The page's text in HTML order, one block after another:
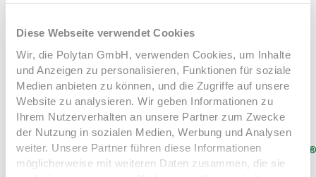
Diese Webseite verwendet Cookies
Wir, die Polytan GmbH, verwenden Cookies, um Inhalte
und Anzeigen zu personalisieren, Funktionen für soziale
Medien anbieten zu können, und die Zugriffe auf unsere
Website zu analysieren. Wir geben Informationen zu
Ihrem Nutzerverhalten an unsere Partner zum Zwecke
der Nutzung in sozialen Medien, Werbung und Analysen
weiter. Unsere Partner führen diese Informationen
möglicherweise mit weiteren Daten zusammen, die sie
LigaTurf Cross GT zeroLigaTurf Cross NEXT R
Cross RLigaTurf Quantum RLigaTurf Trion RLigaTurf
NextLigaTurf Next NewLigaTurf RS+ RLigaTurf Legend
Pro
d’aujourd’hui et de demain.